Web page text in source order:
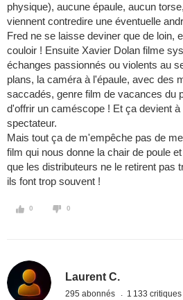
physique), aucune épaule, aucun
viennent contredire une éventuelle
Fred ne se laisse deviner que de loin,
couloir ! Ensuite Xavier Dolan filme
échanges passionnés ou violents au
plans, la caméra à l'épaule, avec des
saccadés, genre film de vacances du
d'offrir un caméscope ! Et ça devient à
spectateur.
Mais tout ça de m'empêche pas de
film qui nous donne la chair de poule
que les distributeurs ne le retirent pas
ils font trop souvent !
0 0
Laurent C.
295 abonnés 1 133 critiques